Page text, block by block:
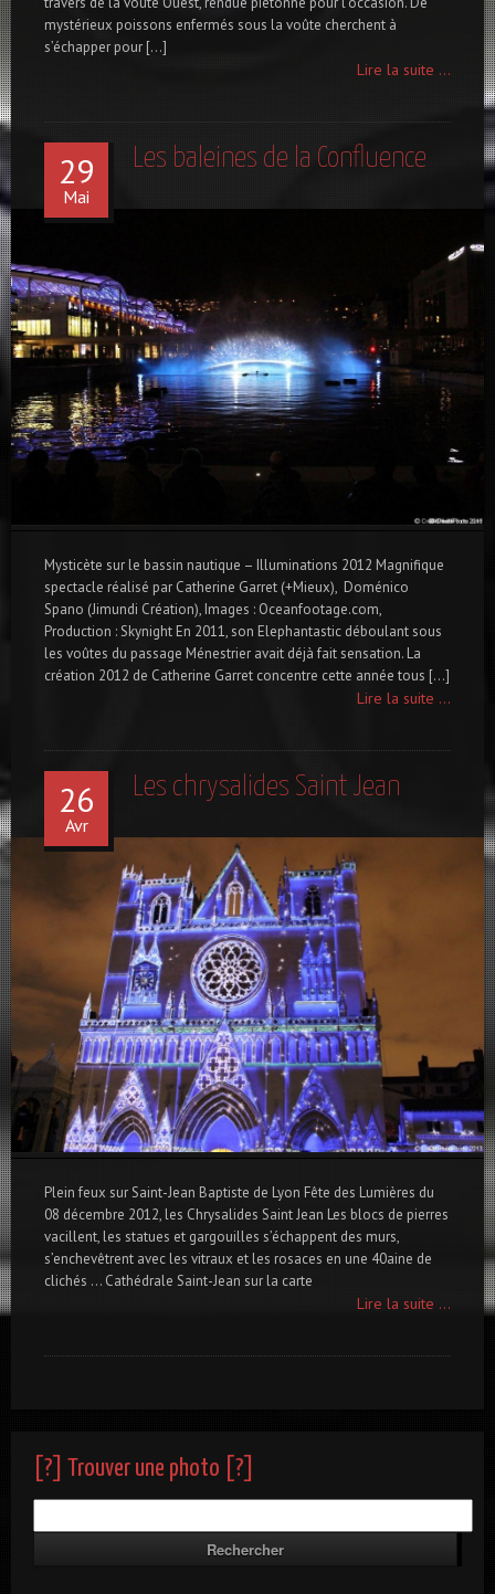
mystérieux poissons enfermés sous la voûte cherchent à
s’échapper pour […]
Lire la suite ...
29
Mai
Les baleines de la Confluence
Mysticète sur le bassin nautique – Illuminations 2012 Magnifique
spectacle réalisé par Catherine Garret (+Mieux), Doménico
Spano (Jimundi Création), Images : Oceanfootage.com,
Production : Skynight En 2011, son Elephantastic déboulant sous
les voûtes du passage Ménestrier avait déjà fait sensation. La
création 2012 de Catherine Garret concentre cette année tous […]
Lire la suite ...
26
Avr
Les chrysalides Saint Jean
Plein feux sur Saint-Jean Baptiste de Lyon Fête des Lumières du
08 décembre 2012, les Chrysalides Saint Jean Les blocs de pierres
vacillent, les statues et gargouilles s’échappent des murs,
s’enchevêtrent avec les vitraux et les rosaces en une 40aine de
clichés … Cathédrale Saint-Jean sur la carte
Lire la suite ...
[?] Trouver une photo [?]